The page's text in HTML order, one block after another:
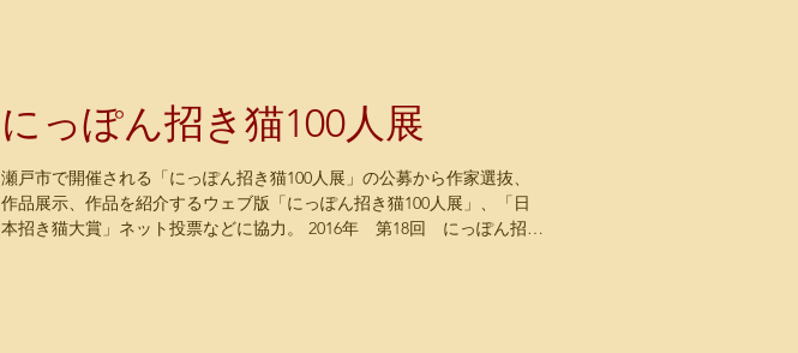
にっぽん招き猫100人展
瀬戸市で開催される「にっぽん招き猫100人展」の公募から作家選抜、
作品展示、作品を紹介するウェブ版「にっぽん招き猫100人展」、「日
本招き猫大賞」ネット投票などに協力。 2016年 第18回 にっぽん招き